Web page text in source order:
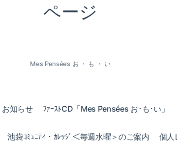
ページ
Mes Pensées お ・ も ・ い
お知らせ ﾌｧｰｽﾄCD「Mes Pensées お･も･い」
池袋ｺﾐｭﾆﾃｨ・ｶﾚｯｼﾞ＜毎週水曜＞のご案内 個人